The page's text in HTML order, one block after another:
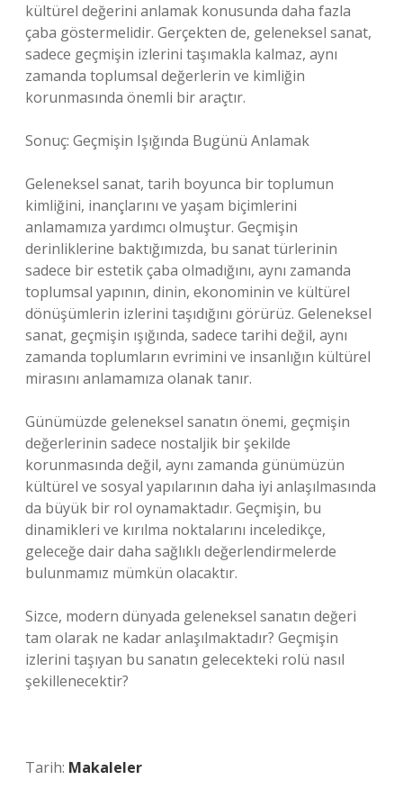
kültürel değerini anlamak konusunda daha fazla
çaba göstermelidir. Gerçekten de, geleneksel sanat,
sadece geçmişin izlerini taşımakla kalmaz, aynı
zamanda toplumsal değerlerin ve kimliğin
korunmasında önemli bir araçtır.
Sonuç: Geçmişin Işığında Bugünü Anlamak
Geleneksel sanat, tarih boyunca bir toplumun
kimliğini, inançlarını ve yaşam biçimlerini
anlamamıza yardımcı olmuştur. Geçmişin
derinliklerine baktığımızda, bu sanat türlerinin
sadece bir estetik çaba olmadığını, aynı zamanda
toplumsal yapının, dinin, ekonominin ve kültürel
dönüşümlerin izlerini taşıdığını görürüz. Geleneksel
sanat, geçmişin ışığında, sadece tarihi değil, aynı
zamanda toplumların evrimini ve insanlığın kültürel
mirasını anlamamıza olanak tanır.
Günümüzde geleneksel sanatın önemi, geçmişin
değerlerinin sadece nostaljik bir şekilde
korunmasında değil, aynı zamanda günümüzün
kültürel ve sosyal yapılarının daha iyi anlaşılmasında
da büyük bir rol oynamaktadır. Geçmişin, bu
dinamikleri ve kırılma noktalarını inceledikçe,
geleceğe dair daha sağlıklı değerlendirmelerde
bulunmamız mümkün olacaktır.
Sizce, modern dünyada geleneksel sanatın değeri
tam olarak ne kadar anlaşılmaktadır? Geçmişin
izlerini taşıyan bu sanatın gelecekteki rolü nasıl
şekillenecektir?
Tarih: Makaleler